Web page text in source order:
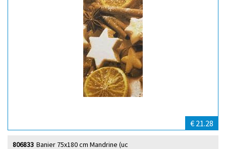
€ 21.28
Banier 75x180 cm Mandrine (uc
806833